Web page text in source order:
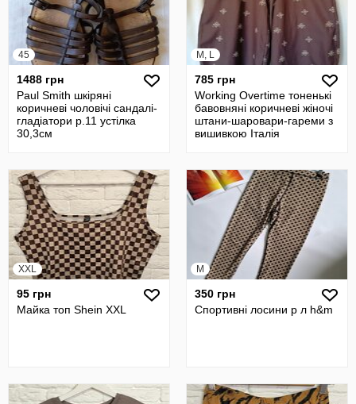
45
1488 грн
Paul Smith шкіряні
коричневі чоловічі сандалі-
гладіатори р.11 устілка
30,3см
M, L
785 грн
Working Overtime тоненькі
бавовняні коричневі жіночі
штани-шаровари-гареми з
вишивкою Італія
XXL
95 грн
Майка топ Shein XXL
M
350 грн
Спортивні лосини р л h&m